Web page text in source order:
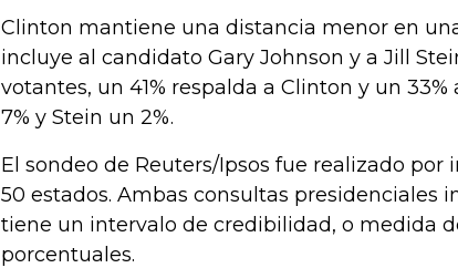
Clinton mantiene una distancia menor en
incluye al candidato Gary Johnson y a Jill
votantes, un 41% respalda a Clinton y un
7% y Stein un 2%.
El sondeo de Reuters/Ipsos fue realizado por
50 estados. Ambas consultas presidenciales
tiene un intervalo de credibilidad, o medida
porcentuales.